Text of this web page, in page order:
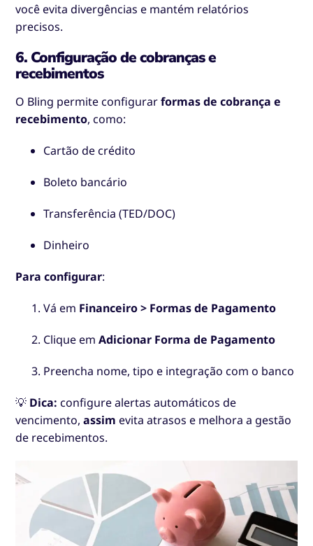
você evita divergências e mantém relatórios
precisos.
6. Configuração de cobranças e
recebimentos
O Bling permite configurarformas de cobrança e
recebimento, como:
Cartão de crédito
Boleto bancário
Transferência (TED/DOC)
Dinheiro
Para configurar:
Vá em Financeiro > Formas de Pagamento
Clique emAdicionar Forma de Pagamento
Preencha nome, tipo e integração com o banco
💡 Dica: configure alertas automáticos de
vencimento,assim evita atrasos e melhora a gestão
de recebimentos.